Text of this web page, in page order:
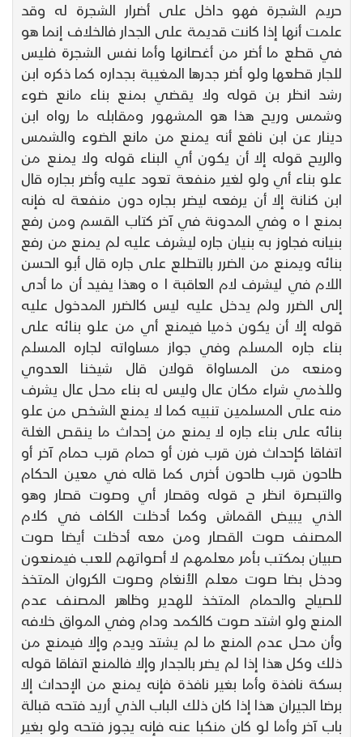
حريم الشجرة فهو داخل على أضرار الشجرة له وقد
علمت أنها إذا كانت قديمة على الجدار فالخلاف إنما هو
في قطع ما أضر من أغصانها وأما نفس الشجرة فليس
للجار قطعها ولو أضر جدرها المغيبة بجداره كما ذكره ابن
رشد انظر بن قوله ولا يقضي بمنع بناء مانع ضوء
وشمس وريح هذا هو المشهور ومقابله ما رواه ابن
دينار عن ابن نافع أنه يمنع من مانع الضوء والشمس
والريح قوله إلا أن يكون أي البناء قوله ولا يمنع من
علو بناء أي ولو لغير منفعة تعود عليه وأضر بجاره قال
ابن كنانة إلا أن يرفعه ليضر بجاره دون منفعة له فإنه
بمنع ا ه وفي المدونة في آخر كتاب القسم ومن رفع
بنيانه فجاوز به بنيان جاره ليشرف عليه لم يمنع من رفع
بنائه ويمنع من الضرر بالتطلع على جاره قال أبو الحسن
اللام في ليشرف لام العاقبة ا ه وهذا يفيد أن ما أدى
إلى الضرر ولم يدخل عليه ليس كالضرر المدخول عليه
قوله إلا أن يكون ذميا فيمنع أي من علو بنائه على
بناء جاره المسلم وفي جواز مساواته لجاره المسلم
ومنعه من المساواة قولان قال شيخنا العدوي
وللذمي شراء مكان عال وليس له بناء محل عال يشرف
منه على المسلمين تنبيه كما لا يمنع الشخص من علو
بنائه على بناء جاره لا يمنع من إحداث ما ينقص الغلة
اتفاقا كإحداث فرن قرب فرن أو حمام قرب حمام آخر أو
طاحون قرب طاحون أخرى كما قاله في معين الحكام
والتبصرة انظر ح قوله وقصار أي وصوت قصار وهو
الذي يبيض القماش وكما أدخلت الكاف في كلام
المصنف صوت القصار ومن معه أدخلت أيضا صوت
صبيان بمكتب بأمر معلمهم لا أصواتهم للعب فيمنعون
ودخل بضا صوت معلم الأنغام وصوت الكروان المتخذ
للصياح والحمام المتخذ للهدير وظاهر المصنف عدم
المنع ولو اشتد صوت كالكمد ودام وفي المواق خلافه
وأن محل عدم المنع ما لم يشتد ويدم وإلا فيمنع من
ذلك وكل هذا إذا لم يضر بالجدار وإلا فالمنع اتفاقا قوله
بسكة نافذة وأما بغير نافذة فإنه يمنع من الإحداث إلا
برضا الجيران هذا إذا كان ذلك الباب الذي أريد فتحه قبالة
باب آخر وأما لو كان منكبا عنه فإنه يجوز فتحه ولو بغير